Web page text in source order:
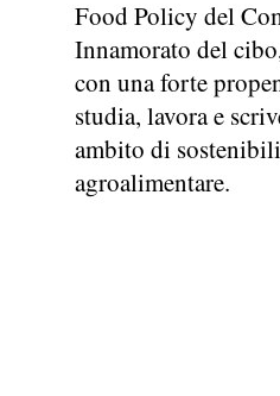
Food Policy del
Innamorato del
con una forte
studia, lavora e
ambito di
agroalimentare.